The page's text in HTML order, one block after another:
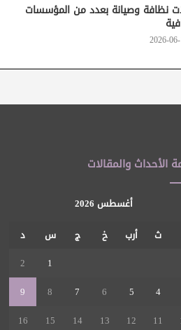
نظافة وصيانة بعدد من المؤسسات
2026-
الأحداث والمقالات
أغسطس 2026
ث أرب خ ج س
د
1
2
4
5
6
7
8
9
11
12
13
14
15
16